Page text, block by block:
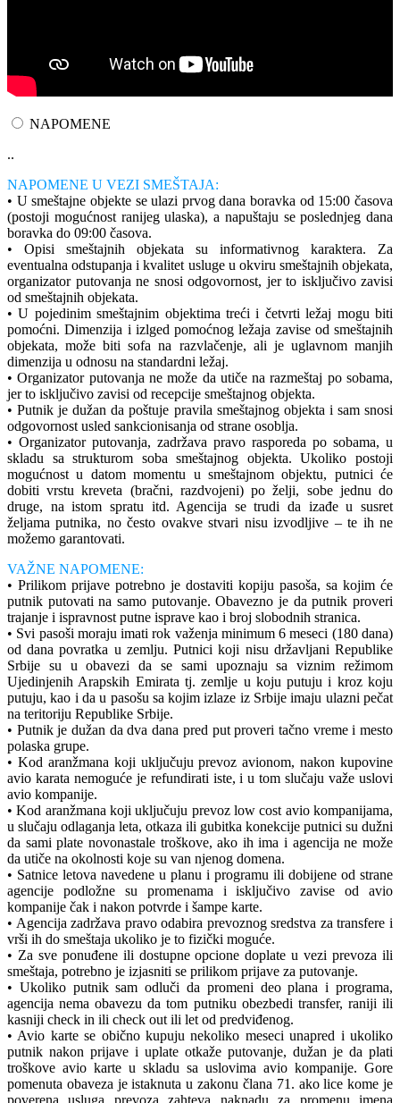
NAPOMENE
..
NAPOMENE U VEZI SMEŠTAJA:
• U smeštajne objekte se ulazi prvog dana boravka od 15:00 časova
(postoji mogućnost ranijeg ulaska), a napuštaju se poslednjeg dana
boravka do 09:00 časova.
• Opisi smeštajnih objekata su informativnog karaktera. Za
eventualna odstupanja i kvalitet usluge u okviru smeštajnih objekata,
organizator putovanja ne snosi odgovornost, jer to isključivo zavisi
od smeštajnih objekata.
• U pojedinim smeštajnim objektima treći i četvrti ležaj mogu biti
pomoćni. Dimenzija i izlged pomoćnog ležaja zavise od smeštajnih
objekata, može biti sofa na razvlačenje, ali je uglavnom manjih
dimenzija u odnosu na standardni ležaj.
• Organizator putovanja ne može da utiče na razmeštaj po sobama,
jer to isključivo zavisi od recepcije smeštajnog objekta.
• Putnik je dužan da poštuje pravila smeštajnog objekta i sam snosi
odgovornost usled sankcionisanja od strane osoblja.
• Organizator putovanja, zadržava pravo rasporeda po sobama, u
skladu sa strukturom soba smeštajnog objekta. Ukoliko postoji
mogućnost u datom momentu u smeštajnom objektu, putnici će
dobiti vrstu kreveta (bračni, razdvojeni) po želji, sobe jednu do
druge, na istom spratu itd. Agencija se trudi da izađe u susret
željama putnika, no često ovakve stvari nisu izvodljive – te ih ne
možemo garantovati.
VAŽNE NAPOMENE:
• Prilikom prijave potrebno je dostaviti kopiju pasoša, sa kojim će
putnik putovati na samo putovanje. Obavezno je da putnik proveri
trajanje i ispravnost putne isprave kao i broj slobodnih stranica.
• Svi pasoši moraju imati rok važenja minimum 6 meseci (180 dana)
od dana povratka u zemlju. Putnici koji nisu državljani Republike
Srbije su u obavezi da se sami upoznaju sa viznim režimom
Ujedinjenih Arapskih Emirata tj. zemlje u koju putuju i kroz koju
putuju, kao i da u pasošu sa kojim izlaze iz Srbije imaju ulazni pečat
na teritoriju Republike Srbije.
• Putnik je dužan da dva dana pred put proveri tačno vreme i mesto
polaska grupe.
• Kod aranžmana koji uključuju prevoz avionom, nakon kupovine
avio karata nemoguće je refundirati iste, i u tom slučaju važe uslovi
avio kompanije.
• Kod aranžmana koji uključuju prevoz low cost avio kompanijama,
u slučaju odlaganja leta, otkaza ili gubitka konekcije putnici su dužni
da sami plate novonastale troškove, ako ih ima i agencija ne može
da utiče na okolnosti koje su van njenog domena.
• Satnice letova navedene u planu i programu ili dobijene od strane
agencije podložne su promenama i isključivo zavise od avio
kompanije čak i nakon potvrde i šampe karte.
• Agencija zadržava pravo odabira prevoznog sredstva za transfere i
vrši ih do smeštaja ukoliko je to fizički moguće.
• Za sve ponuđene ili dostupne opcione doplate u vezi prevoza ili
smeštaja, potrebno je izjasniti se prilikom prijave za putovanje.
• Ukoliko putnik sam odluči da promeni deo plana i programa,
agencija nema obavezu da tom putniku obezbedi transfer, raniji ili
kasniji check in ili check out ili let od predviđenog.
• Avio karte se obično kupuju nekoliko meseci unapred i ukoliko
putnik nakon prijave i uplate otkaže putovanje, dužan je da plati
troškove avio karte u skladu sa uslovima avio kompanije. Gore
pomenuta obaveza je istaknuta u zakonu člana 71. ako lice kome je
poverena usluga prevoza zahteva naknadu za promenu imena